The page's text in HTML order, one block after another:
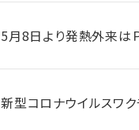
5月8日より発熱外来は
新型コロナウイルスワ